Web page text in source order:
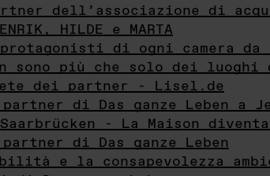
dell’associazione di
HILDE e MARTA
i protagonisti di ogni camera
sono più che solo dei
rete dei partner - Lisel.de
di Das ganze Leben a
- La Maison
di Das ganze Leben
e la consapevolezza